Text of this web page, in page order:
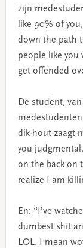
zijn
like 90% of
down the path
people like you
get offended
De student,
dik-hout-zaagt-
you
on the back on
realize I am
En: “I’ve
dumbest shit
LOL. I mean